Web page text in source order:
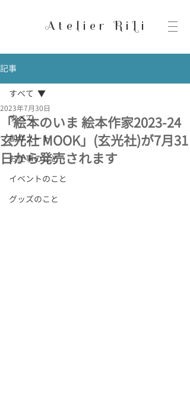
Atelier RiLi
記事
すべて
創作ノート
お仕事のこと
イベントのこと
グッズのこと
すべて
「絵本のいま 絵本作家2023-24
玄光社 MOOK」(玄光社)が7月31
日から発売されます
2023年7月30日